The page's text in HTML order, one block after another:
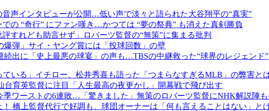
声インタビューが公開…低い声で淡々と語られた大谷翔平の“真実”
の “奇行” にファン嘆き…かつては “夢の祭典” も消えた真剣勝負
すれども助言せず」ロバーツ監督の“無策”に集まる批判
弾」サイ・ヤング賞には「投球回数」の壁
出に「史上最悪の球宴」の声も…TBSの中継救った“球界のレジェンド”
いる」イチロー、松井秀喜も語った「つまらなすぎるMLB」の弊害と
台育英監督に注目「人生最高の夜更かし」開幕戦で飛び出す
季ワーストの6連敗…「驚きました」無策のロバーツ監督にNHK解説陣も
橋上監督代行で好調も、球団オーナーは「何も言えることはない」と